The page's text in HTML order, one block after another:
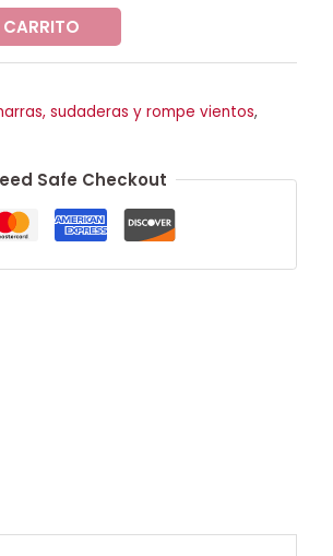
sudaderas y rompe vientos,
Safe Checkout